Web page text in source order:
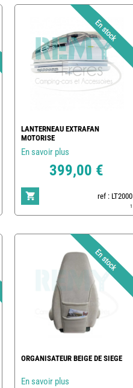
LANTERNEAU EXTRAFAN
MOTORISE
En savoir plus
399,00 €
ref : LT2000
1
ORGANISATEUR BEIGE DE SIEGE
En savoir plus